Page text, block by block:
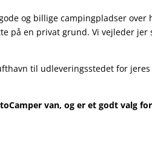
og billige campingpladser
på en privat grund. Vi vejleder
til udleveringsstedet for
van, og er et godt valg